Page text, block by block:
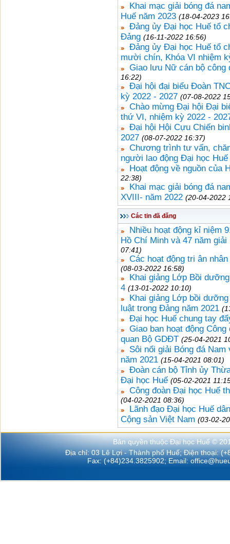
Khai mạc giải bóng đá
Huế năm 2023 (18-04-2023
Đảng ủy Đại học Huế tổ
Đảng (16-11-2022 16:56)
Đảng ủy Đại học Huế tổ
mười chín, Khóa VI nhiệm
Giao lưu Nữ cán bộ công
16:22)
Đại hội đại biểu Đoàn
kỳ 2022 - 2027 (07-08-2022
Chào mừng Đại hội Đại
thứ VI, nhiệm kỳ 2022 -
Đại hội Hội Cựu Chiến
2027 (08-07-2022 16:37)
Chương trình tư vấn,
người lao động Đại học Huế
Hoạt động về nguồn của
22:38)
Khai mạc giải bóng đá
XVIII- năm 2022 (20-04-2022
Các tin đã đăng
Nhiều hoạt động kỉ niệm
Hồ Chí Minh và 47 năm
07:41)
Các hoạt động tri ân
(08-03-2022 16:58)
Khai giảng Lớp Bồi
4 (13-01-2022 10:10)
Khai giảng Lớp bồi
luật trong Đảng năm 2021
Đại học Huế chung tay
Giao ban hoạt động
quan Bộ GDĐT (25-04-2021
Sôi nổi giải Bóng đá
năm 2021 (15-04-2021 08:01)
Đoàn cán bộ Tỉnh ủy
Đại học Huế (05-02-2021
Công đoàn Đại học Huế
(04-02-2021 08:36)
Lãnh đạo Đại học Huế
Cộng sản Việt Nam (03-02-
Bản quyền thuộc Đại học Huế ©
Địa chỉ: 03 Lê Lợi - Thành phố Huế; Điện thoại:
Fax: (+84)234.3825902; Email: